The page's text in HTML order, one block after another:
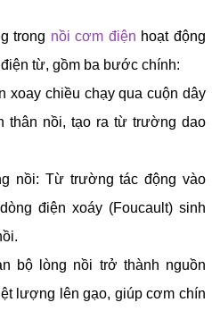
trong nồi cơm điện hoạt động
từ, gồm ba bước chính:
xoay chiều chạy qua cuộn dây
thân nồi, tạo ra từ trường dao
nồi: Từ trường tác động vào
điện xoáy (Foucault) sinh
bộ lòng nồi trở thành nguồn
lượng lên gạo, giúp cơm chín